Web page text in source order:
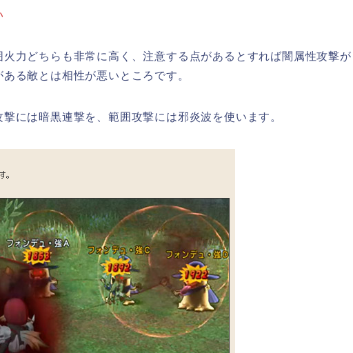
力どちらも非常に高く、注意する点があるとすれば闇属性攻撃が
る敵とは相性が悪いところです。
には暗黒連撃を、範囲攻撃には邪炎波を使います。